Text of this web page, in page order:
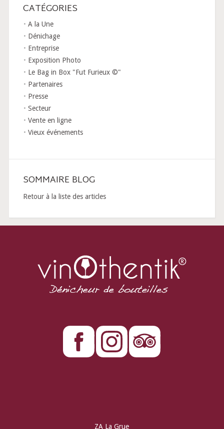
CATÉGORIES
A la Une
Dénichage
Entreprise
Exposition Photo
Le Bag in Box "Fut Furieux ©"
Partenaires
Presse
Secteur
Vente en ligne
Vieux événements
SOMMAIRE BLOG
Retour à la liste des articles
ZA La Grue